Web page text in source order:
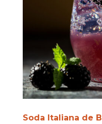
Soda Italiana de